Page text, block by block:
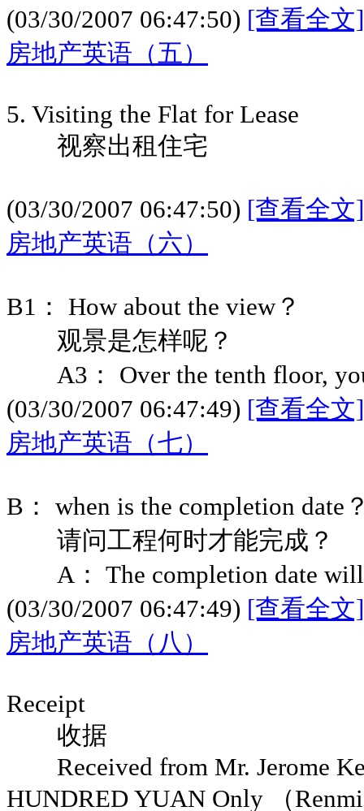
(03/30/2007 06:47:50) [查看全文]
房地产英语（五）
5. Visiting the Flat for Lease
视察出租住宅
(03/30/2007 06:47:50) [查看全文]
房地产英语（六）
B1： How about the view？
观景是怎样呢？
A3： Over the tenth floor,
(03/30/2007 06:47:49) [查看全文]
房地产英语（七）
B： when is the completion date
请问工程何时才能完成？
A： The completion date will
(03/30/2007 06:47:49) [查看全文]
房地产英语（八）
Receipt
收据
Received from Mr. Jerome
HUNDRED YUAN Only （Renmi